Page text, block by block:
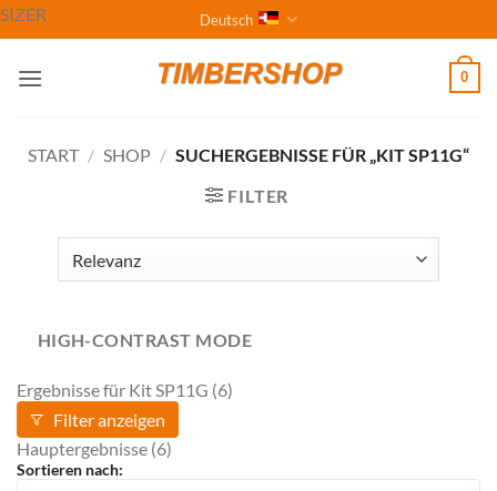
Zum
Inhalt
springen
Deutsch
0
START / SHOP / SUCHERGEBNISSE FÜR „KIT SP11G“
FILTER
HIGH-CONTRAST MODE
Ergebnisse für Kit SP11G (6)
Filter anzeigen
Hauptergebnisse (6)
Sortieren nach:
SIZER